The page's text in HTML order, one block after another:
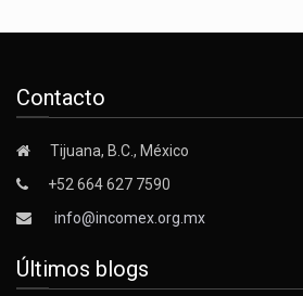
Contacto
Tijuana, B.C., México
+52 664 627 7590
info@incomex.org.mx
Últimos blogs